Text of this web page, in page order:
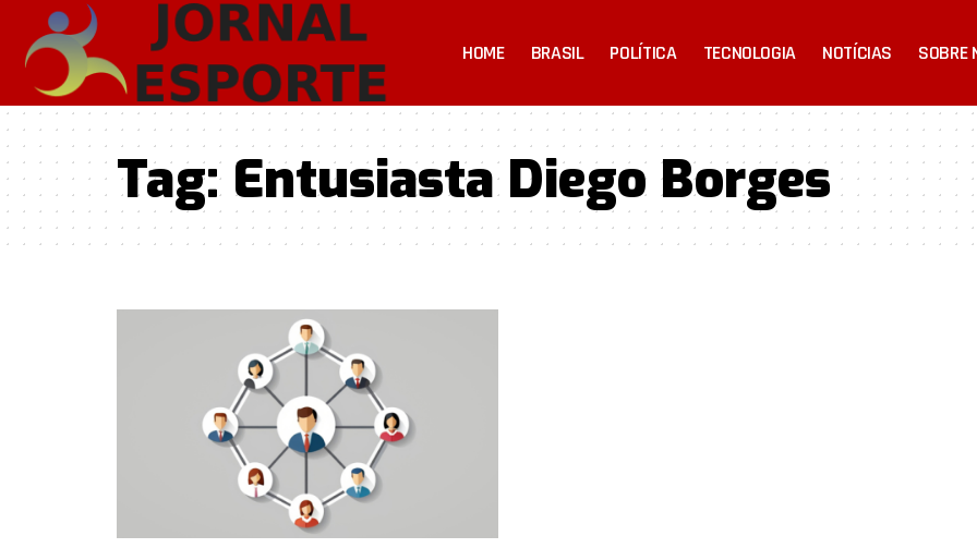
HOME BRASIL POLÍTICA TECNOLOGIA NOTÍCIAS SOBRE
Tag: Entusiasta Diego Borges